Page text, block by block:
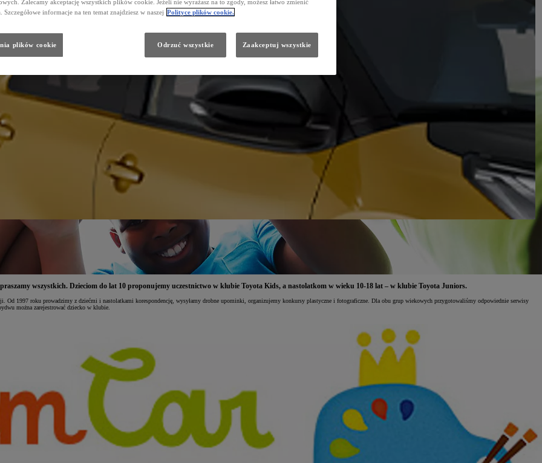
wszystkich. Dzieciom do lat 10 proponujemy uczestnictwo w klubie Toyota Kids, a nastolatkom w wieku 10-18 lat – w klubie Toyota Juniors.
Od 1997 roku prowadzimy z dziećmi i nastolatkami korespondencję, wysyłamy drobne upominki, organizujemy konkursy plastyczne i fotograficzne. Dla obu grup wiekowych przygotowaliśmy odpowiednie serwisy
można zarejestrować dziecko w klubie.
Zalecamy akceptację wszystkich plików cookie. Jeżeli nie wyrażasz na to zgody, możesz łatwo zmienić
Szczegółowe informacje na ten temat znajdziesz w naszej Polityce plików cookie.
plików cookie Odrzuć wszystkie Zaakceptuj wszystkie